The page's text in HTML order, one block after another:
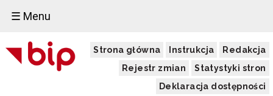
☰ Menu
Strona główna Instrukcja
Redakcja
Rejestr zmian
Statystyki stron
Deklaracja dostępności